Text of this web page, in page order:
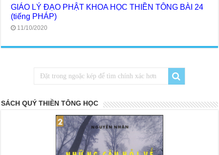
GIÁO LÝ ĐẠO PHẬT KHOA HỌC THIỀN TÔNG BÀI 24
(tiếng PHÁP)
11/10/2020
SÁCH QUÝ THIỀN TÔNG HỌC